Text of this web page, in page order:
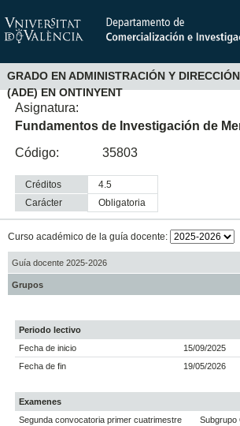
GRADO EN ADMINISTRACIÓN Y
(ADE) EN ONTINYENT
Asignatura:
Fundamentos de Investigación de
Código:
35803
Créditos
4.5
Carácter
obligatoria
Curso académico de la guía docente:
Guía docente 2025-2026
Grupos
Periodo lectivo
Fecha de inicio
15/09/2025
Fecha de fin
19/05/2026
Examenes
Segunda convocatoria primer cuatrimestre
Subgrupo